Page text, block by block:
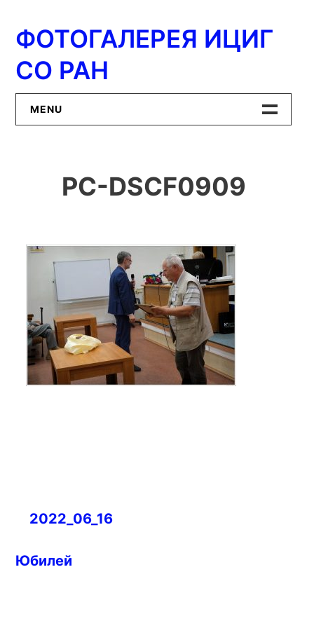
содержимому
ФОТОГАЛЕРЕЯ ИЦИГ
СО РАН
MENU
ИЦиГ СО РАН
PC-DSCF0909
Навигация
записям
2022_06_16
Юбилей